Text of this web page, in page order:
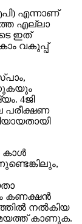
എന്നാണ്
എല്ലാ
ഇത്
വകുപ്പ്
4ജി
പരീക്ഷണ
കാള്‍
കണക്ഷന്‍
നല്‍കിയ
കാണുക.